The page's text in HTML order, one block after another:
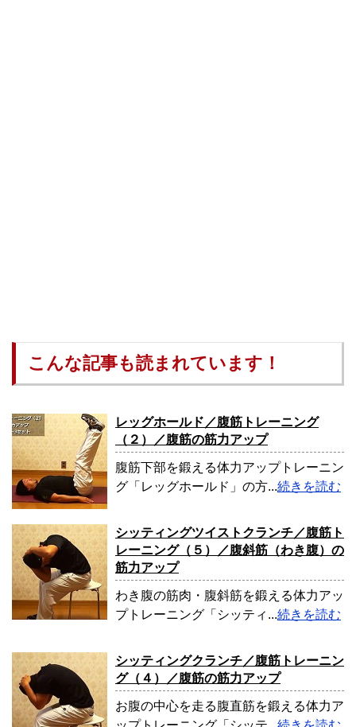
こんな記事も読まれています！
レッグホールド／腹筋トレーニング
（２）／腹筋の筋力アップ
腹筋下部を鍛える体力アップトレーニン
グ「レッグホールド」の方...続きを読む
シッティングツイストクランチ／腹筋ト
レーニング（５）／腹斜筋（わき腹）の
筋力アップ
わき腹の筋肉・腹斜筋を鍛える体力アッ
プトレーニング「シッティ...続きを読む
シッティングクランチ／腹筋トレーニン
グ（４）／腹筋の筋力アップ
お腹の中心を走る腹直筋を鍛える体力ア